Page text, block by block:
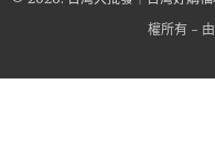
權所有 - 由